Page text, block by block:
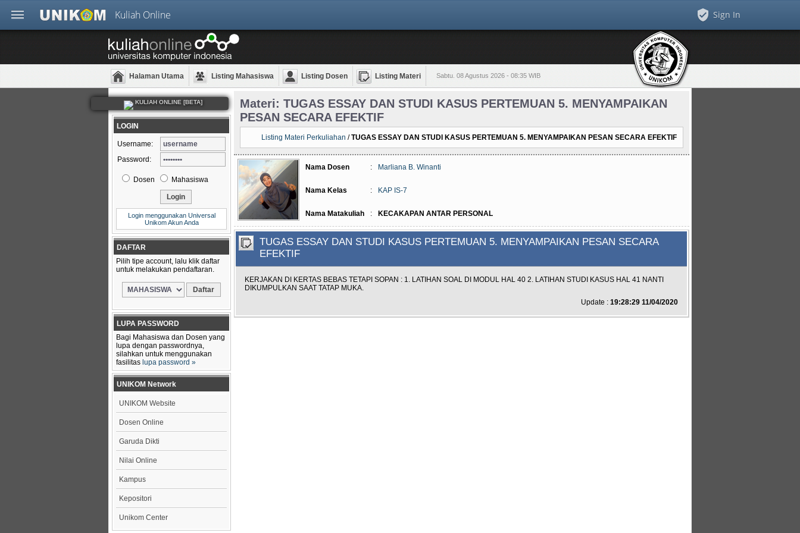
Kuliah Online Sign In
Halaman Utama Listing Mahasiswa Listing Dosen Listing Materi Sabtu. 08 Agustus 2026 - 08:35 WIB
KULIAH ONLINE [BETA]
LOGIN
Username:
Password:
Dosen Mahasiswa
Login menggunakan Universal
Unikom Akun Anda
DAFTAR
Pilih tipe account, lalu klik daftar
untuk melakukan pendaftaran.
LUPA PASSWORD
Bagi Mahasiswa dan Dosen yang
lupa dengan passwordnya,
silahkan untuk menggunakan
fasilitas lupa password »
UNIKOM Network
UNIKOM Website
Dosen Online
Garuda Dikti
Nilai Online
Kampus
Kepositori
Unikom Center
Materi: TUGAS ESSAY DAN STUDI KASUS PERTEMUAN 5. MENYAMPAIKAN
PESAN SECARA EFEKTIF
Listing Materi Perkuliahan /TUGAS ESSAY DAN STUDI KASUS PERTEMUAN 5. MENYAMPAIKAN PESAN SECARA EFEKTIF
Nama Dosen : Marliana B. Winanti
Nama Kelas : KAP IS-7
Nama Matakuliah : KECAKAPAN ANTAR PERSONAL
TUGAS ESSAY DAN STUDI KASUS PERTEMUAN 5. MENYAMPAIKAN PESAN SECARA
EFEKTIF
KERJAKAN DI KERTAS BEBAS TETAPI SOPAN : 1. LATIHAN SOAL DI MODUL HAL 40 2. LATIHAN STUDI KASUS HAL 41 NANTI
DIKUMPULKAN SAAT TATAP MUKA.
Update : 19:28:29 11/04/2020